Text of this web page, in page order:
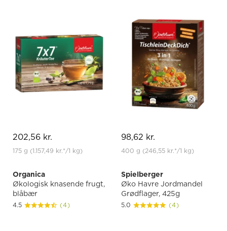
202,56 kr.
175 g (1.157,49 kr.*/1 kg)
98,62 kr.
400 g (246,55 kr.*/1 kg)
Organica
Økologisk knasende frugt,
blåbær
4.5 (4)
Spielberger
Øko Havre Jordmandel
Grødflager, 425g
5.0 (4)